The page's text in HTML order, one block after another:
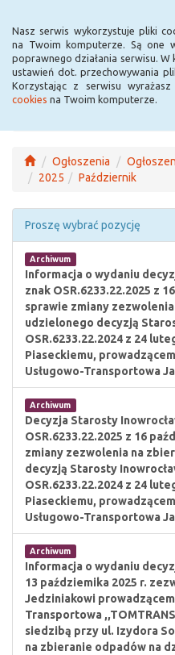
Nasz serwis wykorzystuje pliki
na Twoim komputerze. Są one
poprawnego działania serwisu.
ustawień dot. przechowywania
Korzystając z serwisu
cookies na Twoim komputerze.
Ogłoszenia
2025
Październik
Proszę wybrać pozycję
Archiwum
Informacja o wydaniu
znak OSR.6233.22.2025 z
sprawie zmiany
udzielonego decyzją
OSR.6233.22.2024 z 24
Piaseckiemu,
Usługowo-Transportowa
Archiwum
Decyzja Starosty
OSR.6233.22.2025 z 16
zmiany zezwolenia na
decyzją Starosty
OSR.6233.22.2024 z 24
Piaseckiemu,
Usługowo-Transportowa
Archiwum
Informacja o wydaniu
13 paździemika 2025 r.
Jedziniakowi
Transportowa
siedzibą przy ul. Izydora
na zbieranie odpadów na